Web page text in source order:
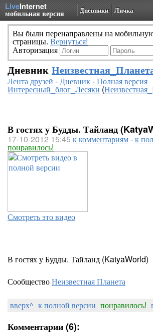
LiveInternet
мобильная версия Дневники Личка
Вы были перенаправлены на
страницы. Вернуться!
Авторизация
Дневник
Лента друзей -Дневник-Полная версия
Интересный_блог_Лесяки(
В гостях у Будды. Тайланд
17-10-2012 15:45 к комментариям-к
понравилось!
Смотреть это видео
В гостях у Будды. Тайланд (KatyaWorld)
СообществоНеизвестная Планета
вверх^ к полной версии понравилось!
Комментарии (6):